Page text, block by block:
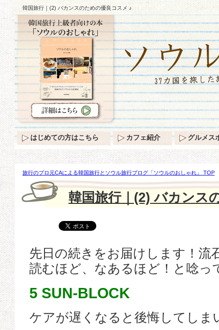
韓国旅行｜(2) バカンスのための優良コスメ ♪
旅行のプロ元CAによる韓国旅行とソウル旅行ブログ「ソウルのおしゃれ」 TOP
韓国旅行｜(2) バカンス
先日の続きをお届けします！流
読むほど、なあるほど！と唸っ
5 SUN-BLOCK
ケアが遅くなると後悔してしま
はじめての方はこちら カフェ紹介 グルメス